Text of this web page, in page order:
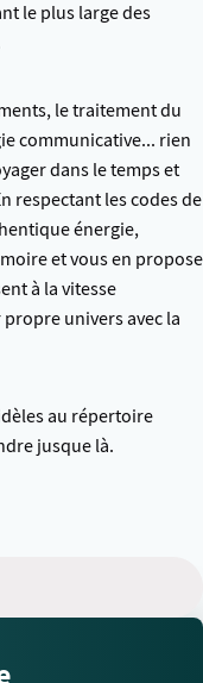
le plus large des
le traitement du
communicative... rien
dans le temps et
respectant les codes de
énergie,
et vous en propose
à la vitesse
univers avec la
au répertoire
jusque là.